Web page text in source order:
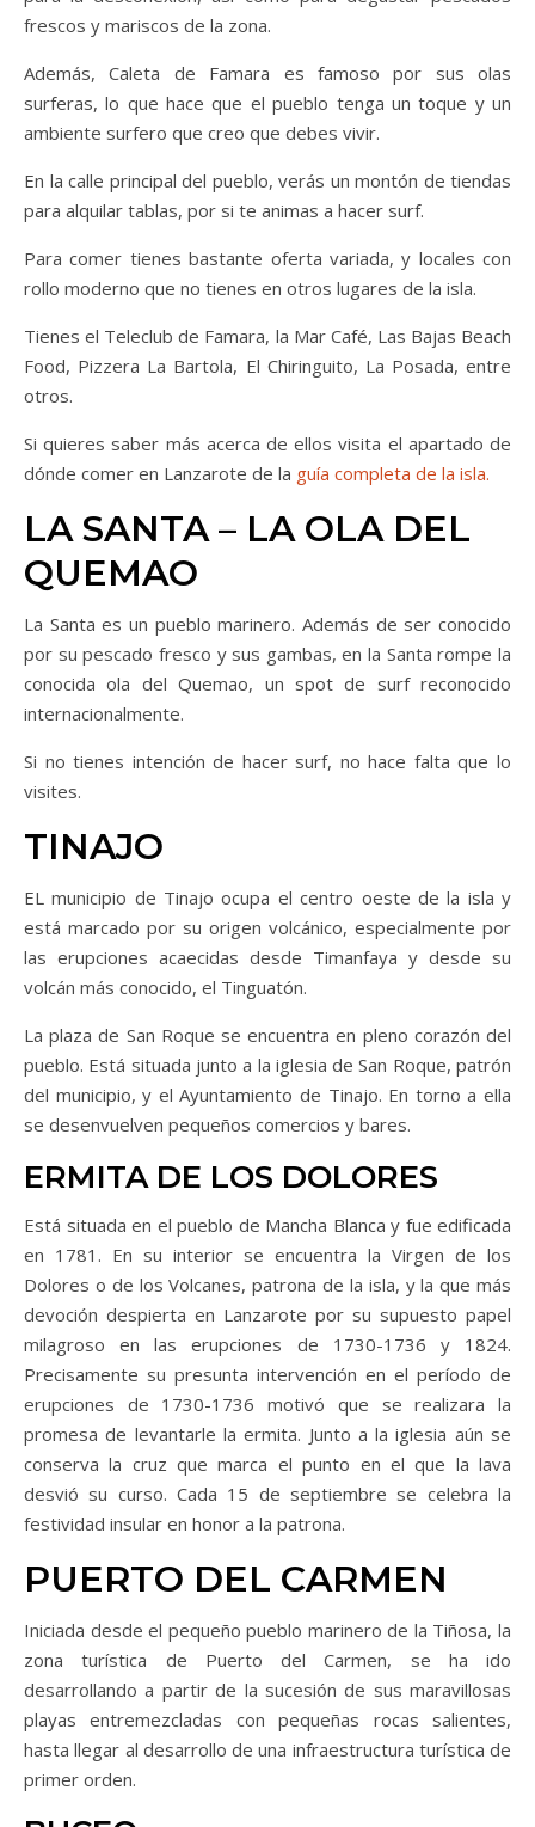
frescos y mariscos de la zona.
Además, Caleta de Famara es famoso por sus olas
surferas, lo que hace que el pueblo tenga un toque y un
ambiente surfero que creo que debes vivir.
En la calle principal del pueblo, verás un montón de tiendas
para alquilar tablas, por si te animas a hacer surf.
Para comer tienes bastante oferta variada, y locales con
rollo moderno que no tienes en otros lugares de la isla.
Tienes el Teleclub de Famara, la Mar Café, Las Bajas Beach
Food, Pizzera La Bartola, El Chiringuito, La Posada, entre
otros.
Si quieres saber más acerca de ellos visita el apartado de
dónde comer en Lanzarote de la guía completa de la isla.
LA SANTA – LA OLA DEL
QUEMAO
La Santa es un pueblo marinero. Además de ser conocido
por su pescado fresco y sus gambas, en la Santa rompe la
conocida ola del Quemao, un spot de surf reconocido
internacionalmente.
Si no tienes intención de hacer surf, no hace falta que lo
visites.
TINAJO
EL municipio de Tinajo ocupa el centro oeste de la isla y
está marcado por su origen volcánico, especialmente por
las erupciones acaecidas desde Timanfaya y desde su
volcán más conocido, el Tinguatón.
La plaza de San Roque se encuentra en pleno corazón del
pueblo. Está situada junto a la iglesia de San Roque, patrón
del municipio, y el Ayuntamiento de Tinajo. En torno a ella
se desenvuelven pequeños comercios y bares.
ERMITA DE LOS DOLORES
Está situada en el pueblo de Mancha Blanca y fue edificada
en 1781. En su interior se encuentra la Virgen de los
Dolores o de los Volcanes, patrona de la isla, y la que más
devoción despierta en Lanzarote por su supuesto papel
milagroso en las erupciones de 1730-1736 y 1824.
Precisamente su presunta intervención en el período de
erupciones de 1730-1736 motivó que se realizara la
promesa de levantarle la ermita. Junto a la iglesia aún se
conserva la cruz que marca el punto en el que la lava
desvió su curso. Cada 15 de septiembre se celebra la
festividad insular en honor a la patrona.
PUERTO DEL CARMEN
Iniciada desde el pequeño pueblo marinero de la Tiñosa, la
zona turística de Puerto del Carmen, se ha ido
desarrollando a partir de la sucesión de sus maravillosas
playas entremezcladas con pequeñas rocas salientes,
hasta llegar al desarrollo de una infraestructura turística de
primer orden.